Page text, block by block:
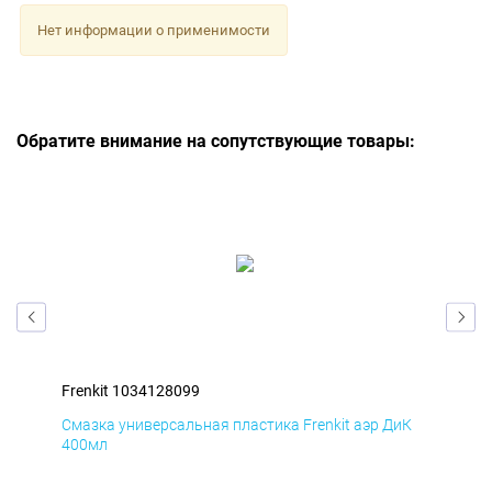
Нет информации о применимости
Обратите внимание на сопутствующие товары:
Frenkit 1034128099
Смазка универсальная пластика Frenkit аэр ДиК
400мл